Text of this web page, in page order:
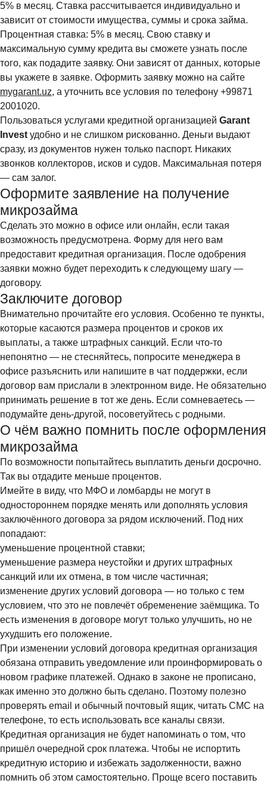
5% в месяц. Ставка рассчитывается индивидуально и
зависит от стоимости имущества, суммы и срока займа.
Процентная ставка: 5% в месяц. Свою ставку и
максимальную сумму кредита вы сможете узнать после
того, как подадите заявку. Они зависят от данных, которые
вы укажете в заявке. Оформить заявку можно на сайте
mygarant.uz, а уточнить все условия по телефону +99871
2001020.
Пользоваться услугами кредитной организацией Garant
Invest удобно и не слишком рискованно. Деньги выдают
сразу, из документов нужен только паспорт. Никаких
звонков коллекторов, исков и судов. Максимальная потеря
— сам залог.
Оформите заявление на получение
микрозайма
Сделать это можно в офисе или онлайн, если такая
возможность предусмотрена. Форму для него вам
предоставит кредитная организация. После одобрения
заявки можно будет переходить к следующему шагу —
договору.
Заключите договор
Внимательно прочитайте его условия. Особенно те пункты,
которые касаются размера процентов и сроков их
выплаты, а также штрафных санкций. Если что-то
непонятно — не стесняйтесь, попросите менеджера в
офисе разъяснить или напишите в чат поддержки, если
договор вам прислали в электронном виде. Не обязательно
принимать решение в тот же день. Если сомневаетесь —
подумайте день-другой, посоветуйтесь с родными.
О чём важно помнить после оформления
микрозайма
По возможности попытайтесь выплатить деньги досрочно.
Так вы отдадите меньше процентов.
Имейте в виду, что МФО и ломбарды не могут в
одностороннем порядке менять или дополнять условия
заключённого договора за рядом исключений. Под них
попадают:
уменьшение процентной ставки;
уменьшение размера неустойки и других штрафных
санкций или их отмена, в том числе частичная;
изменение других условий договора — но только с тем
условием, что это не повлечёт обременение заёмщика. То
есть изменения в договоре могут только улучшить, но не
ухудшить его положение.
При изменении условий договора кредитная организация
обязана отправить уведомление или проинформировать о
новом графике платежей. Однако в законе не прописано,
как именно это должно быть сделано. Поэтому полезно
проверять email и обычный почтовый ящик, читать СМС на
телефоне, то есть использовать все каналы связи.
Кредитная организация не будет напоминать о том, что
пришёл очередной срок платежа. Чтобы не испортить
кредитную историю и избежать задолженности, важно
помнить об этом самостоятельно. Проще всего поставить